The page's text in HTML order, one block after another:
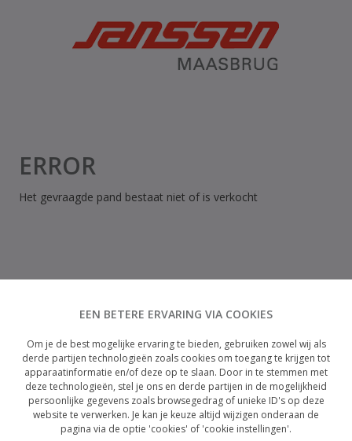
ERROR
Het gevraagde pand bestaat niet of is verkocht
EEN BETERE ERVARING VIA COOKIES
Om je de best mogelijke ervaring te bieden, gebruiken zowel wij als
derde partijen technologieën zoals cookies om toegang te krijgen tot
apparaatinformatie en/of deze op te slaan. Door in te stemmen met
deze technologieën, stel je ons en derde partijen in de mogelijkheid
persoonlijke gegevens zoals browsegedrag of unieke ID's op deze
website te verwerken. Je kan je keuze altijd wijzigen onderaan de
pagina via de optie 'cookies' of 'cookie instellingen'.